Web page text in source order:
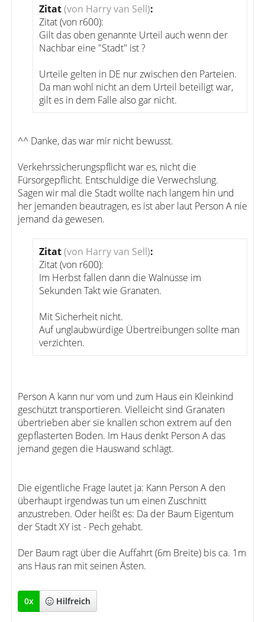
Zitat(von Harry van Sell):
Zitat (von r600):
Gilt das oben genannte Urteil auch wenn der
Nachbar eine "Stadt" ist ?
Urteile gelten in DE nur zwischen den Parteien.
Da man wohl nicht an dem Urteil beteiligt war,
gilt es in dem Falle also gar nicht.
^^ Danke, das war mir nicht bewusst.
Verkehrssicherungspflicht war es, nicht die
Fürsorgepflicht. Entschuldige die Verwechslung.
Sagen wir mal die Stadt wollte nach langem hin und
her jemanden beautragen, es ist aber laut Person A nie
jemand da gewesen.
Zitat(von Harry van Sell):
Zitat (von r600):
Im Herbst fallen dann die Walnüsse im
Sekunden Takt wie Granaten.
Mit Sicherheit nicht.
Auf unglaubwürdige Übertreibungen sollte man
verzichten.
Person A kann nur vom und zum Haus ein Kleinkind
geschützt transportieren. Vielleicht sind Granaten
übertrieben aber sie knallen schon extrem auf den
gepflasterten Boden. Im Haus denkt Person A das
jemand gegen die Hauswand schlägt.
Die eigentliche Frage lautet ja: Kann Person A den
überhaupt irgendwas tun um einen Zuschnitt
anzustreben. Oder heißt es: Da der Baum Eigentum
der Stadt XY ist - Pech gehabt.
Der Baum ragt über die Auffahrt (6m Breite) bis ca. 1m
ans Haus ran mit seinen Ästen.
0x Hilfreich